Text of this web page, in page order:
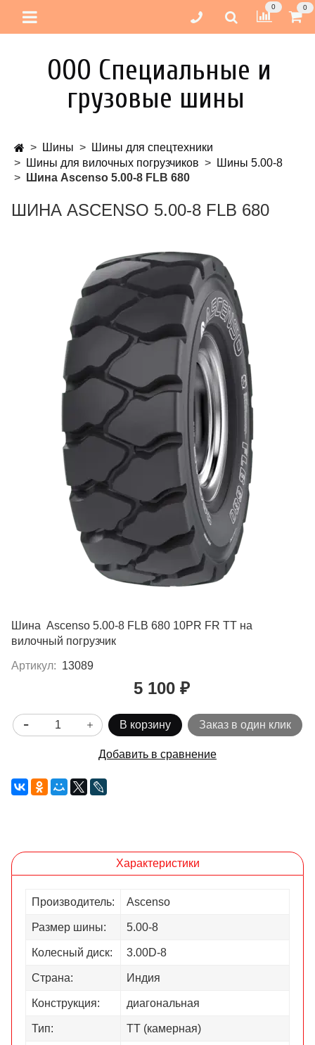
0 0
ООО Специальные и
грузовые шины
Шины
Шины для спецтехники
Шины для вилочных погрузчиков
Шины 5.00-8
Шина Ascenso 5.00-8 FLB 680
ШИНА ASCENSO 5.00-8 FLB 680
Шина Ascenso 5.00-8 FLB 680 10PR FR TT на
вилочный погрузчик
Артикул: 13089
5 100 ₽
В корзину Заказ в один клик
Добавить в сравнение
Характеристики
Производитель: Ascenso
Размер шины: 5.00-8
Колесный диск: 3.00D-8
Страна: Индия
Конструкция: диагональная
Тип: ТТ (камерная)